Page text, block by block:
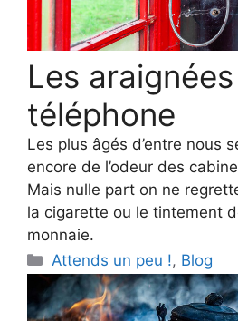
Les
téléphone
Les plus âgés d’entre nous
encore de l’odeur des
Mais nulle part on ne
la cigarette ou le tintement
monnaie.
Categories
Attends un peu !, Blog